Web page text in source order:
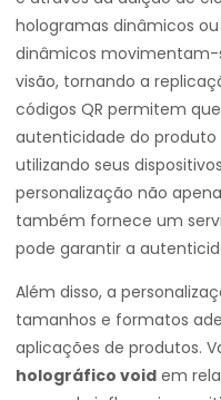
hologramas dinâmicos
dinâmicos movimentam-
visão, tornando a
códigos QR permitem
autenticidade do
utilizando seus
personalização não
também fornece um
pode garantir a
Além disso, a
tamanhos e formatos
aplicações de produtos.
holográfico void em